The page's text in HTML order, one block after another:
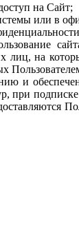
на Сайт;
или в
лиц, на
и
при